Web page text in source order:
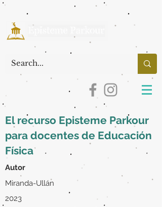
El recurso Episteme Parkour
para docentes de Educación
Física
Autor
Miranda-Ullán
2023